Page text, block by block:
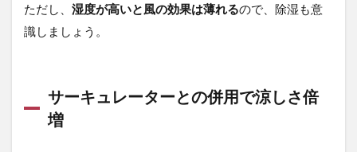
ただし、 湿度が高いと風の効果は薄れるので、除湿も意
識しましょう。
サーキュレーターとの併用で涼しさ倍
増